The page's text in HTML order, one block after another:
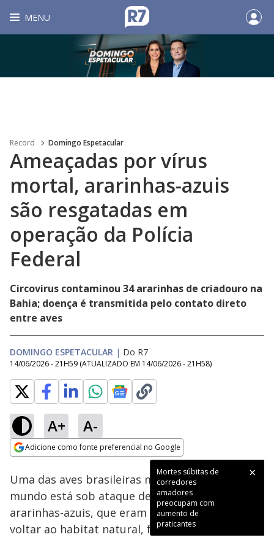
MENU
Record Domingo Espetacular
Ameaçadas por vírus
mortal, ararinhas-azuis
são resgatadas em
operação da Polícia
Federal
Circovirus contaminou 34 ararinhas de criadouro na
Bahia; doença é transmitida pelo contato direto
entre aves
DOMINGO ESPETACULAR | Do R7
14/06/2026 - 21H59 (ATUALIZADO EM 14/06/2026 - 21H58)
A+ A-
Adicione como fonte preferencial no Google
Mortes súbitas de
corredores
amadores
preocupam com
aumento de
praticantes
Ativar
Loaded :
14.88%
Uma das aves brasileiras mais lindas e raras do
mundo está sob ataque de um vírus. As
ararinhas-azuis, que eram preparadas para
voltar ao habitat natural, foram resgatadas de